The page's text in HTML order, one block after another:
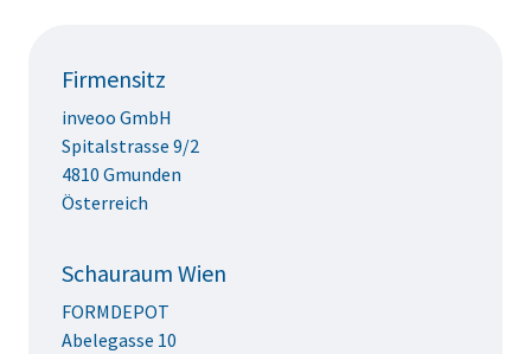
Firmensitz
inveoo GmbH
Spitalstrasse 9/2
4810 Gmunden
Österreich
Schauraum Wien
FORMDEPOT
Abelegasse 10